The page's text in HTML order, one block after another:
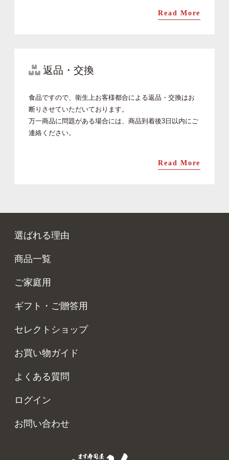
Read More
返品・交換
食品ですので、衛生上お客様都合による返品・交換はお
断りさせていただいております。
万一商品に問題がある場合には、商品到着後3日以内にご
連絡ください。
Read More
選ばれる理由
商品一覧
ご家庭用
ギフト・ご贈答用
セレクトショップ
お買い物ガイド
よくある質問
ログイン
お問い合わせ